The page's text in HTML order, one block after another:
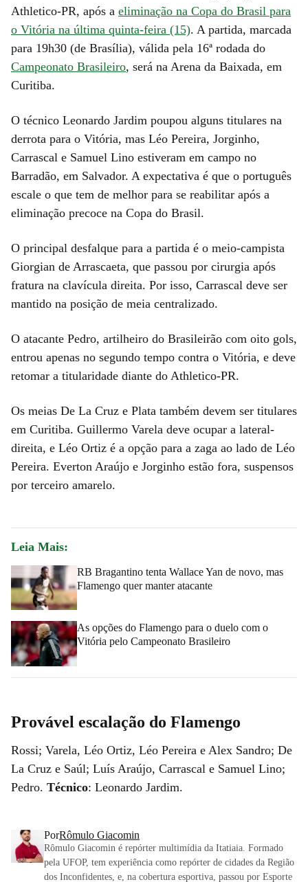
Athletico-PR, após a eliminação na Copa do Brasil para
o Vitória na última quinta-feira (15). A partida, marcada
para 19h30 (de Brasília), válida pela 16ª rodada do
Campeonato Brasileiro, será na Arena da Baixada, em
Curitiba.
O técnico Leonardo Jardim poupou alguns titulares na
derrota para o Vitória, mas Léo Pereira, Jorginho,
Carrascal e Samuel Lino estiveram em campo no
Barradão, em Salvador. A expectativa é que o português
escale o que tem de melhor para se reabilitar após a
eliminação precoce na Copa do Brasil.
O principal desfalque para a partida é o meio-campista
Giorgian de Arrascaeta, que passou por cirurgia após
fratura na clavícula direita. Por isso, Carrascal deve ser
mantido na posição de meia centralizado.
O atacante Pedro, artilheiro do Brasileirão com oito gols,
entrou apenas no segundo tempo contra o Vitória, e deve
retomar a titularidade diante do Athletico-PR.
Os meias De La Cruz e Plata também devem ser titulares
em Curitiba. Guillermo Varela deve ocupar a lateral-
direita, e Léo Ortiz é a opção para a zaga ao lado de Léo
Pereira. Everton Araújo e Jorginho estão fora, suspensos
por terceiro amarelo.
Leia Mais:
RB Bragantino tenta Wallace Yan de novo, mas
Flamengo quer manter atacante
As opções do Flamengo para o duelo com o
Vitória pelo Campeonato Brasileiro
Provável escalação do Flamengo
Rossi; Varela, Léo Ortiz, Léo Pereira e Alex Sandro; De
La Cruz e Saúl; Luís Araújo, Carrascal e Samuel Lino;
Pedro. Técnico: Leonardo Jardim.
PorRômulo Giacomin
Rômulo Giacomin é repórter multimídia da Itatiaia. Formado
pela UFOP, tem experiência como repórter de cidades da Região
dos Inconfidentes, e, na cobertura esportiva, passou por Esporte